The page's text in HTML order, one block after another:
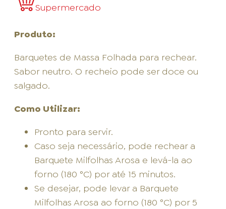
Supermercado
Produto:
Barquetes de Massa Folhada para rechear.
Sabor neutro. O recheio pode ser doce ou
salgado.
Como Utilizar:
Pronto para servir.
Caso seja necessário, pode rechear a
Barquete Milfolhas Arosa e levá-la ao
forno (180 °C) por até 15 minutos.
Se desejar, pode levar a Barquete
Milfolhas Arosa ao forno (180 °C) por 5